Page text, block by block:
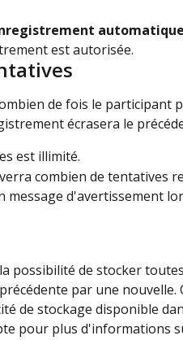
est autorisée.
de fois le participant
écrasera le
est illimité.
combien de tentatives
message d'avertissement
possibilité de stocker
par une nouvelle.
de stockage disponible
pour plus d'informations